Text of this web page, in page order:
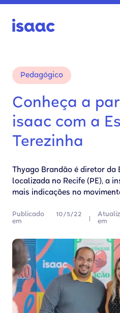
Pedagógico
Conheça a
isaac com a
Terezinha
Thyago Brandão é diretor da
localizada no Recife (PE), a
mais indicações no
Publicado
em
10/5/22
em